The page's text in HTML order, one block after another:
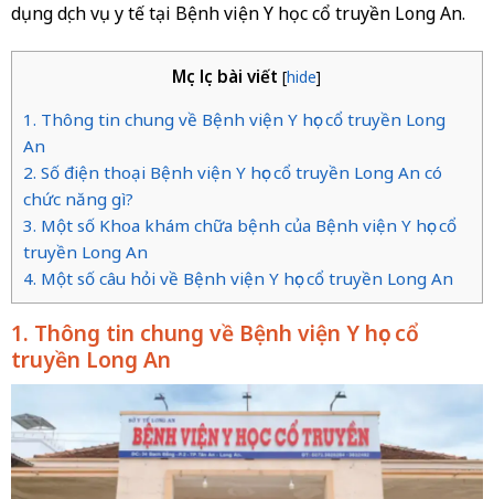
dụng dịch vụ y tế tại Bệnh viện Y học cổ truyền Long An.
Mục lục bài viết [hide]
1. Thông tin chung về Bệnh viện Y học cổ truyền Long
An
2. Số điện thoại Bệnh viện Y học cổ truyền Long An có
chức năng gì?
3. Một số Khoa khám chữa bệnh của Bệnh viện Y học cổ
truyền Long An
4. Một số câu hỏi về Bệnh viện Y học cổ truyền Long An
1. Thông tin chung về Bệnh viện Y học cổ
truyền Long An